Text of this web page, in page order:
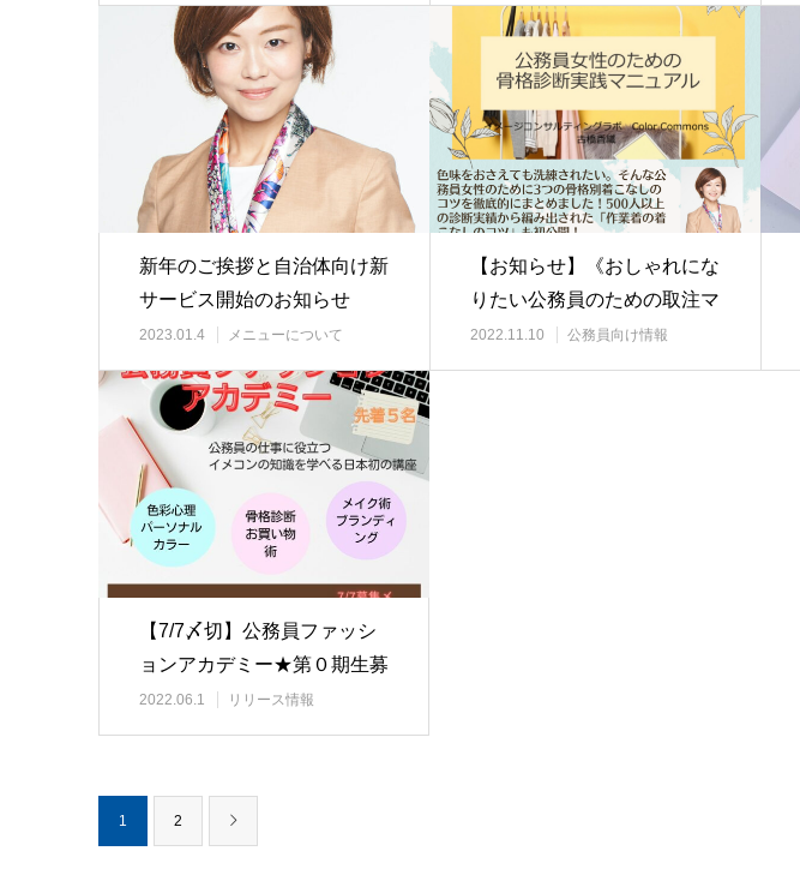
新年のご挨拶と自治体向け新
サービス開始のお知らせ
2023.01.4 メニューについて
【お知らせ】《おしゃれにな
りたい公務員のための取注マ
ニュアル第３段》…
2022.11.10 公務員向け情報
【7/7〆切】公務員ファッシ
ョンアカデミー★第０期生募
集開始
2022.06.1 リリース情報
1 2